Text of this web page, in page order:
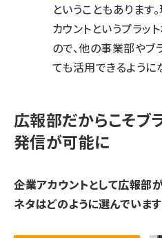
ということもあります
カウントというプラッ
ので、他の事業部や
ても活用できるように
広報部だからこそブ
発信が可能に
――企業アカウントとして広報
ネタはどのように選んでいます